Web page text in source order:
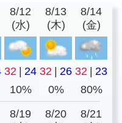
8/12
(水)
8/13
(木)
8/14
(金)
32 | 24 32 | 26 32 | 23
10% 0% 80%
8/19
8/20
8/21